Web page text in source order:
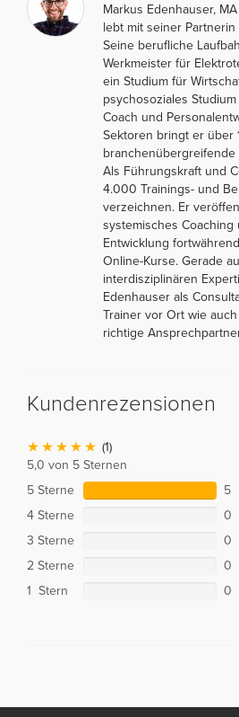
Markus Edenhauser,
lebt mit seiner
Seine berufliche
Werkmeister für
ein Studium für
psychosoziales
Coach und
Sektoren bringt er über
branchenübergreifende
Als Führungskraft und
4.000 Trainings- und
verzeichnen. Er
systemisches Coaching
Entwicklung
Online-Kurse. Gerade
interdisziplinären
Edenhauser als
Trainer vor Ort wie
richtige
Kundenrezensionen
(1)
5,0 von 5 Sternen
5 Sterne
5
4 Sterne
0
3 Sterne
0
2 Sterne
0
1 Stern
0